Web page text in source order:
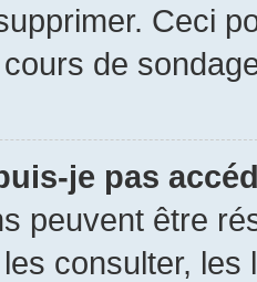
Ceci
de
je pas
peuvent être
consulter,